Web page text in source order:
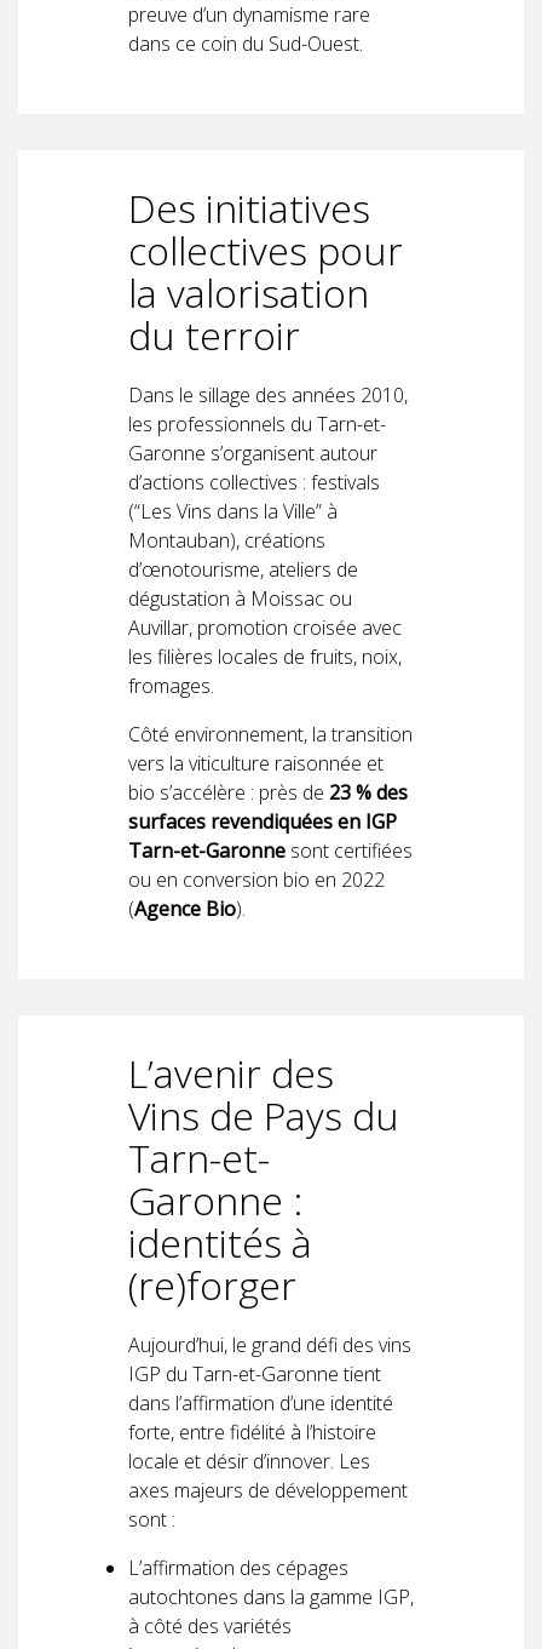
preuve d’un dynamisme rare
dans ce coin du Sud-Ouest.
Des initiatives
collectives pour
la valorisation
du terroir
Dans le sillage des années 2010,
les professionnels du Tarn-et-
Garonne s’organisent autour
d’actions collectives : festivals
(“Les Vins dans la Ville” à
Montauban), créations
d’œnotourisme, ateliers de
dégustation à Moissac ou
Auvillar, promotion croisée avec
les filières locales de fruits, noix,
fromages.
Côté environnement, la transition
vers la viticulture raisonnée et
bio s’accélère : près de 23 % des
surfaces revendiquées en IGP
Tarn-et-Garonne sont certifiées
ou en conversion bio en 2022
(Agence Bio).
L’avenir des
Vins de Pays du
Tarn-et-
Garonne :
identités à
(re)forger
Aujourd’hui, le grand défi des vins
IGP du Tarn-et-Garonne tient
dans l’affirmation d’une identité
forte, entre fidélité à l’histoire
locale et désir d’innover. Les
axes majeurs de développement
sont :
L’affirmation des cépages
autochtones dans la gamme IGP,
à côté des variétés